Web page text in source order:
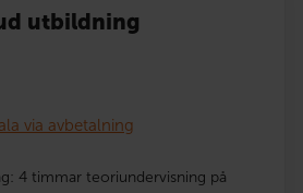
utbildning
via avbetalning
4 timmar teoriundervisning på